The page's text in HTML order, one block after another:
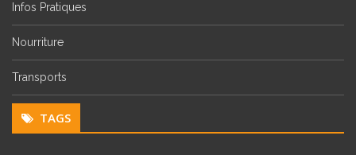
Infos Pratiques
Nourriture
Transports
TAGS